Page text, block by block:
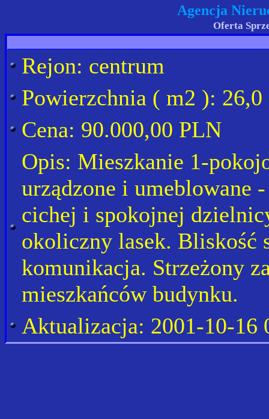
Agencja
Oferta
Rejon: centrum
Powierzchnia ( m2 ): 26,0
Cena: 90.000,00 PLN
Opis: Mieszkanie 1-
urządzone i umeblowane
cichej i spokojnej
okoliczny lasek. Bliskość
komunikacja. Strzeżony
mieszkańców budynku.
Aktualizacja: 2001-10-16